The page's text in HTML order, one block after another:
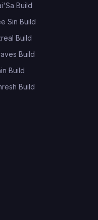
Build
Sin Build
Build
Build
Build
Build